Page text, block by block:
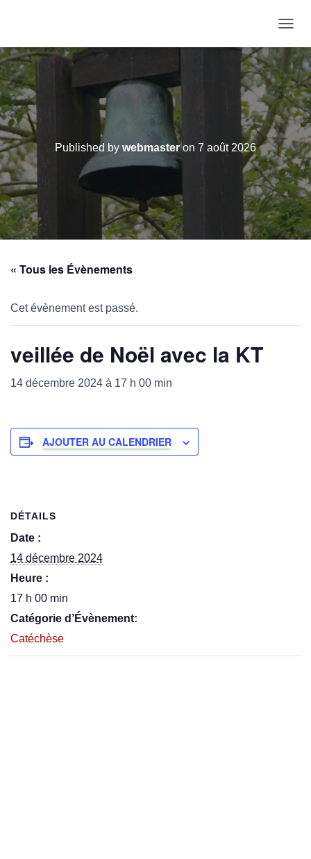
Published by webmasteron 7 août 2026
« Tous les Évènements
Cet évènement est passé.
veillée de Noël avec la KT
14 décembre 2024 à 17 h 00 min
AJOUTER AU CALENDRIER
DÉTAILS
Date :
14 décembre 2024
Heure :
17 h 00 min
Catégorie d’Évènement:
Catéchèse